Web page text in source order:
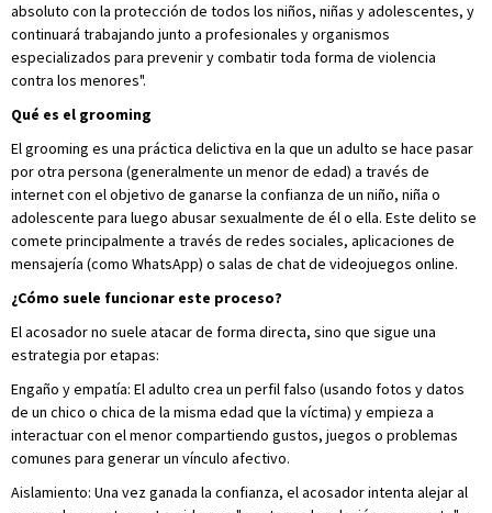
absoluto con la protección de todos los niños, niñas y adolescentes, y
continuará trabajando junto a profesionales y organismos
especializados para prevenir y combatir toda forma de violencia
contra los menores".
Qué es el grooming
El grooming es una práctica delictiva en la que un adulto se hace pasar
por otra persona (generalmente un menor de edad) a través de
internet con el objetivo de ganarse la confianza de un niño, niña o
adolescente para luego abusar sexualmente de él o ella. Este delito se
comete principalmente a través de redes sociales, aplicaciones de
mensajería (como WhatsApp) o salas de chat de videojuegos online.
¿Cómo suele funcionar este proceso?
El acosador no suele atacar de forma directa, sino que sigue una
estrategia por etapas:
Engaño y empatía: El adulto crea un perfil falso (usando fotos y datos
de un chico o chica de la misma edad que la víctima) y empieza a
interactuar con el menor compartiendo gustos, juegos o problemas
comunes para generar un vínculo afectivo.
Aislamiento: Una vez ganada la confianza, el acosador intenta alejar al